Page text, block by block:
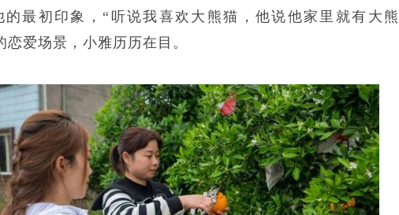
的最初印象，“听说我喜欢大熊猫，他说他家里就有大熊
恋爱场景，小雅历历在目。